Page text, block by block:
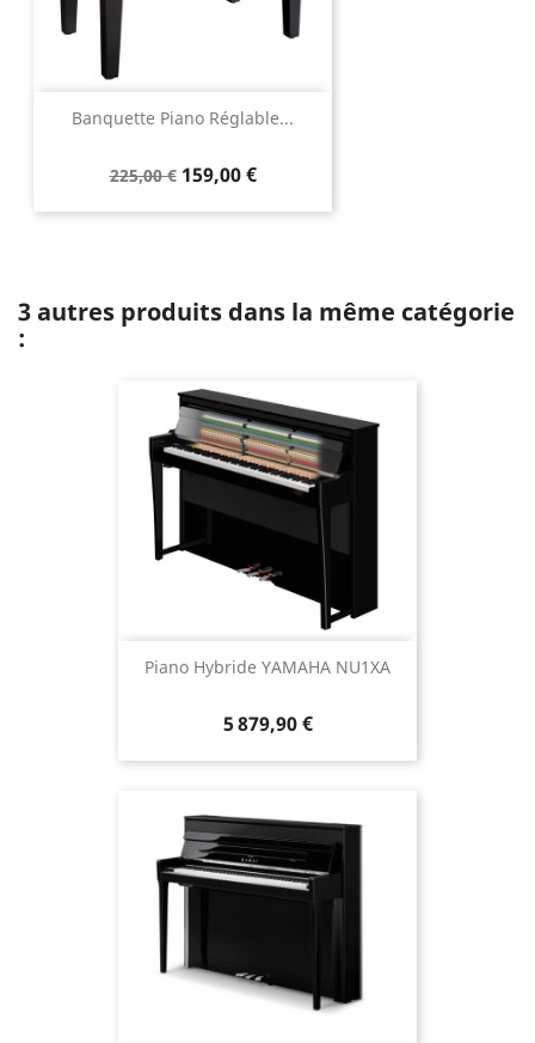
Banquette Piano Réglable...
225,00 € 159,00 €
3 autres produits dans la même catégorie
:
Piano Hybride YAMAHA NU1XA
5 879,90 €